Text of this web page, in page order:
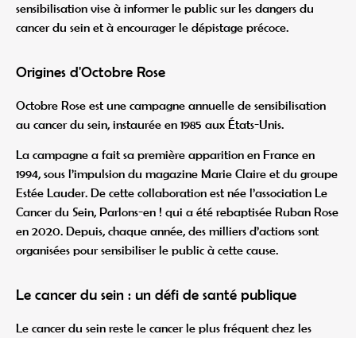
sensibilisation vise à informer le public sur les dangers du
cancer du sein et à encourager le dépistage précoce.
Origines d'Octobre Rose
Octobre Rose est une campagne annuelle de sensibilisation
au cancer du sein, instaurée en 1985 aux États-Unis.
La campagne a fait sa première apparition en France en
1994, sous l’impulsion du magazine Marie Claire et du groupe
Estée Lauder. De cette collaboration est née l’association Le
Cancer du Sein, Parlons-en ! qui a été rebaptisée Ruban Rose
en 2020. Depuis, chaque année, des milliers d’actions sont
organisées pour sensibiliser le public à cette cause.
Le cancer du sein : un défi de santé publique
Le cancer du sein reste le cancer le plus fréquent chez les